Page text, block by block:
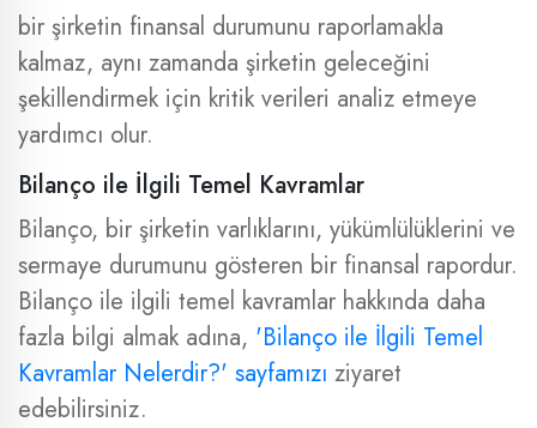
bir şirketin finansal durumunu raporlamakla
kalmaz, aynı zamanda şirketin geleceğini
şekillendirmek için kritik verileri analiz etmeye
yardımcı olur.
Bilanço ile İlgili Temel Kavramlar
Bilanço, bir şirketin varlıklarını, yükümlülüklerini ve
sermaye durumunu gösteren bir finansal rapordur.
Bilanço ile ilgili temel kavramlar hakkında daha
fazla bilgi almak adına, 'Bilanço ile İlgili Temel
Kavramlar Nelerdir?' sayfamızı ziyaret
edebilirsiniz.